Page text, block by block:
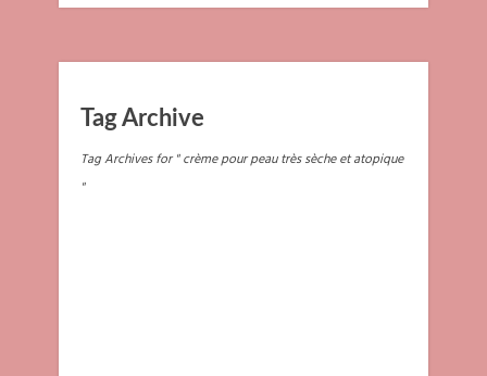
Tag Archive
Tag Archives for " crème pour peau très sèche et atopique
"